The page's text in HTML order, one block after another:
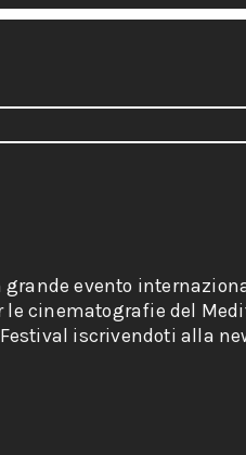
evento
cinematografie del
iscrivendoti alla